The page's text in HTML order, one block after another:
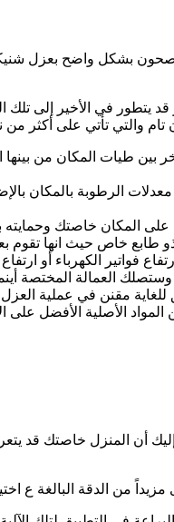
بشكل واضح بعزل
يتطور في الأخير إلى
والتي تأتي على أكثر
طيات المكان من بينها
الرطوبة بالمكان
المكان خاصتك وحمايته
طابع خاص حيث انها
فواتير الكهرباء أو
وستصلك العمالة المختصة
مقنن في عملية
الأصلية الأفضل
أن المنزل خاصتك قد
من الدقة البالغة ع